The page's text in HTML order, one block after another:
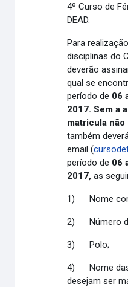
4º Curso de
DEAD.
Para
disciplinas do
deverão
qual se
período de 06
2017. Sem a
matricula
também
email(
período de 06
2017,as
1) Nome
2) Número
3) Polo;
4)
Nome
desejam ser